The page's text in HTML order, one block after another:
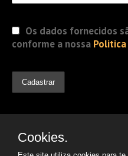
Os dados fornecidos
conforme a nossa
Cookies.